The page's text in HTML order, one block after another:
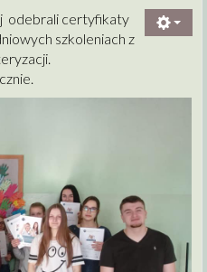
odebrali certyfikaty
szkoleniach z